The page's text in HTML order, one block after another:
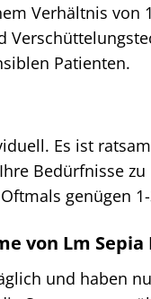
Verhältnis
Patienten.
Es ist
Bedürfnisse
genügen
von Lm Sepia
und haben